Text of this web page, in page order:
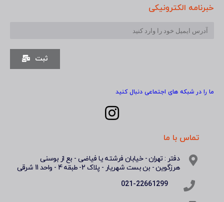
خبرنامه الکترونیکی
ثبت
ما را در شبکه های اجتماعی دنبال کنید
تماس با ما
دفتر : تهران - خیابان فرشته یا فیاضی - بع از بوسنی
هرزگوین - بن بست شهریار - پلاک 2- طبقه 4 - واحد 11 شرقی
021-22661299